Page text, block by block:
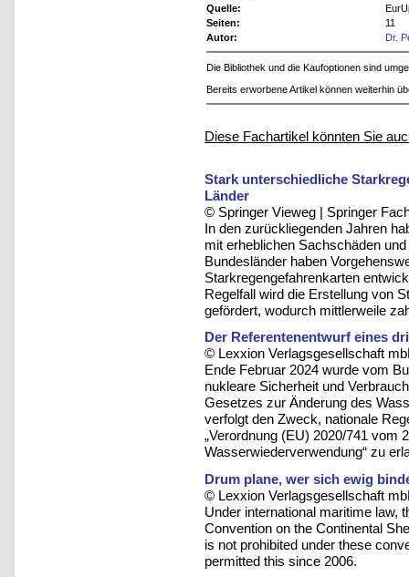
Quelle:
Seiten:
11
Autor:
Dr.
Die Bibliothek und die Kaufoptionen sind
Bereits erworbene Artikel können weiterhin
Diese Fachartikel könnten Sie
Stark unterschiedliche
Länder
© Springer Vieweg | Springer
In den zurückliegenden Jahren
mit erheblichen Sachschäden
Bundesländer haben
Starkregengefahrenkarten
Regelfall wird die Erstellung von
gefördert, wodurch mittlerweile
Der Referentenentwurf eines
© Lexxion Verlagsgesellschaft
Ende Februar 2024 wurde vom
nukleare Sicherheit und
Gesetzes zur Änderung des
verfolgt den Zweck, nationale
„Verordnung (EU) 2020/741 vom
Wasserwiederverwendung“ zu
Drum plane, wer sich ewig
© Lexxion Verlagsgesellschaft
Under international maritime law,
Convention on the Continental
is not prohibited under these
permitted this since 2006.